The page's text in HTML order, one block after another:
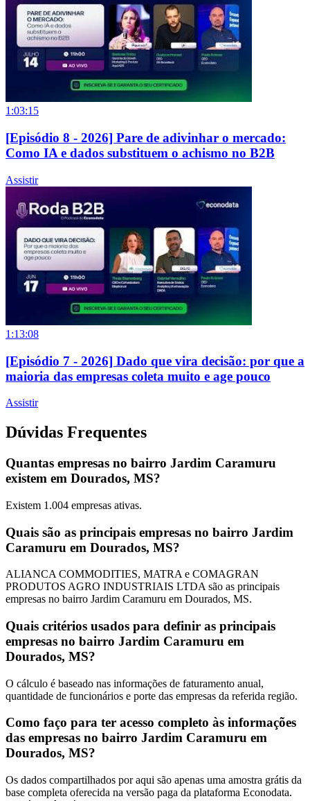
1:03:15
[Episódio 8 - 2026] Pare de adivinhar o mercado:
Como IA e dados substituem o achismo no B2B
Assistir
1:13:08
[Episódio 7 - 2026] Dado que vira decisão: por que a
maioria das empresas coleta muito e age pouco
Assistir
Dúvidas Frequentes
Quantas empresas no bairro Jardim Caramuru
existem em Dourados, MS?
Existem 1.004 empresas ativas.
Quais são as principais empresas no bairro Jardim
Caramuru em Dourados, MS?
ALIANCA COMMODITIES, MATRA e COMAGRAN
PRODUTOS AGRO INDUSTRIAIS LTDA são as principais
empresas no bairro Jardim Caramuru em Dourados, MS.
Quais critérios usados para definir as principais
empresas no bairro Jardim Caramuru em
Dourados, MS?
O cálculo é baseado nas informações de faturamento anual,
quantidade de funcionários e porte das empresas da referida região.
Como faço para ter acesso completo às informações
das empresas no bairro Jardim Caramuru em
Dourados, MS?
Os dados compartilhados por aqui são apenas uma amostra grátis da
base completa oferecida na versão paga da plataforma Econodata.